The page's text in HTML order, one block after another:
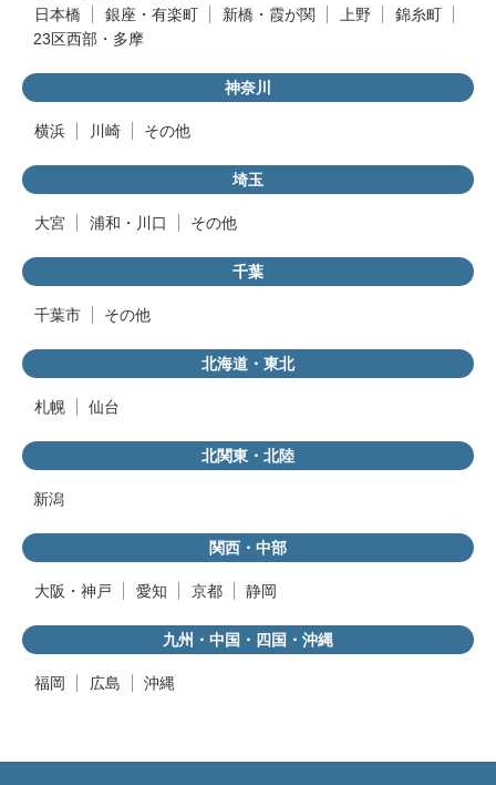
日本橋
銀座・有楽町 新橋・霞が関 上野
錦糸町
23区西部・多摩
神奈川
横浜 川崎 その他
埼玉
大宮 浦和・川口 その他
千葉
千葉市 その他
北海道・東北
札幌 仙台
北関東・北陸
新潟
関西・中部
大阪・神戸 愛知 京都 静岡
九州・中国・四国・沖縄
福岡 広島 沖縄